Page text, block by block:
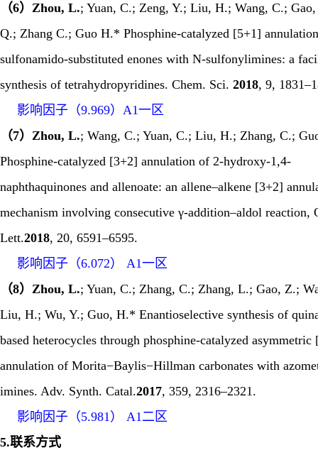
（6）Zhou, L.; Yuan, C.; Zeng, Y.; Liu, H.; Wang, C.;
Q.; Zhang C.; Guo H.* Phosphine-catalyzed [5+1]
sulfonamido-substituted enones with N-sulfonylimines: a
synthesis of tetrahydropyridines. Chem. Sci. 2018, 9,
影响因子（9.969） A1一区
（7）Zhou, L.; Wang, C.; Yuan, C.; Liu, H.; Zhang, C.;
Phosphine-catalyzed [3+2] annulation of 2-hydroxy-1,4-
naphthaquinones and allenoate: an allene–alkene [3+2]
mechanism involving consecutive γ-addition–aldol reaction,
Lett.2018, 20, 6591–6595.
影响因子（6.072） A1一区
（8）Zhou, L.; Yuan, C.; Zhang, C.; Zhang, L.; Gao, Z.;
Liu, H.; Wu, Y.; Guo, H.* Enantioselective synthesis of
based heterocycles through phosphine-catalyzed asymmetric
annulation of Morita−Baylis−Hillman carbonates with
imines. Adv. Synth. Catal.2017, 359, 2316–2321.
影响因子（5.981） A1二区
5.联系方式